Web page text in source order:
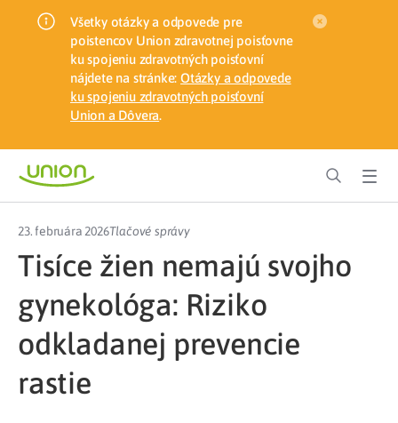
Všetky otázky a odpovede pre
poistencov Union zdravotnej poisťovne
ku spojeniu zdravotných poisťovní
nájdete na stránke: Otázky a odpovede
ku spojeniu zdravotných poisťovní
Union a Dôvera.
23. februára 2026Tlačové správy
Tisíce žien nemajú svojho
gynekológa: Riziko
odkladanej prevencie
rastie